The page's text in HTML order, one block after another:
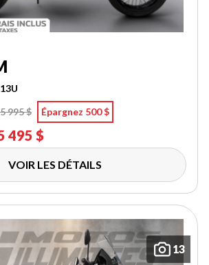
5 995 $
Épargnez 500 $
495 $
VOIR LES DÉTAILS
13